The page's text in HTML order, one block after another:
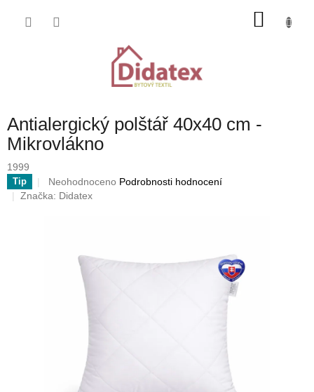
Antialergický polštář 40x40 cm -
Mikrovlákno
1999
Tip
Průměrné
hodnocení
hvězdiček.
Neohodnoceno Podrobnosti hodnocení
Značka: Didatex